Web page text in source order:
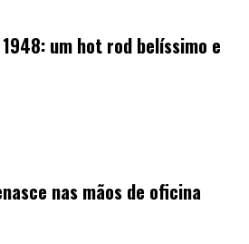
um hot rod belíssimo e
nas mãos de oficina